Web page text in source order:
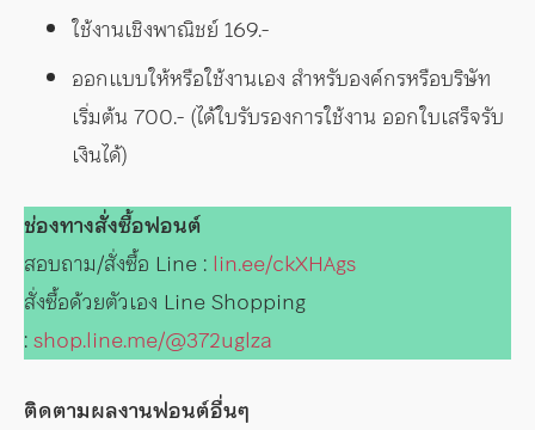
ใช้งานเชิงพาณิชย์ 169.-
ออกแบบให้หรือใช้งานเอง สำหรับองค์กรหรือบริษัท
เริ่มต้น 700.- (ได้ใบรับรองการใช้งาน ออกใบเสร็จรับ
เงินได้)
ช่องทางสั่งซื้อฟอนต์
สอบถาม/สั่งซื้อ Line : lin.ee/ckXHAgs
สั่งซื้อด้วยตัวเอง Line Shopping
:shop.line.me/@372uglza
ติดตามผลงานฟอนต์อื่นๆ